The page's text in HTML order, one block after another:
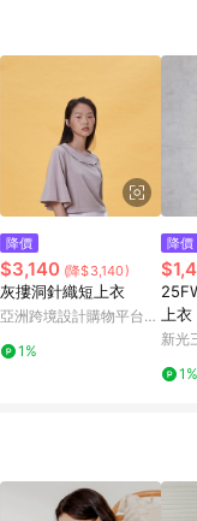
降價
$3,140 (降$3,140)
灰摟洞針織短上衣
亞洲跨境設計購物平台
1%
降價
上衣
新光
1%